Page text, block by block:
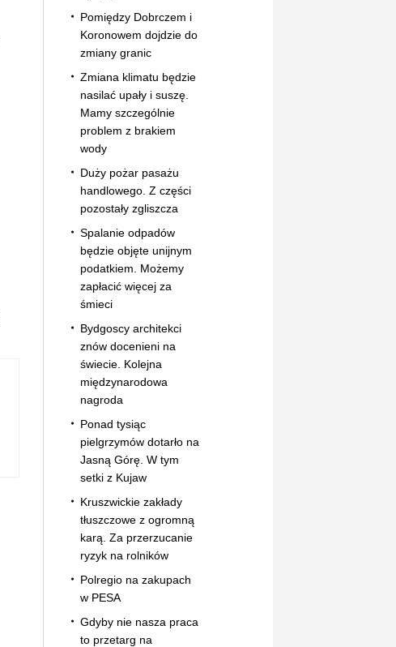
Pomiędzy Dobrczem i
Koronowem dojdzie do
zmiany granic
Zmiana klimatu będzie
nasilać upały i suszę.
Mamy szczególnie
problem z brakiem
wody
Duży pożar pasażu
handlowego. Z części
pozostały zgliszcza
Spalanie odpadów
będzie objęte unijnym
podatkiem. Możemy
zapłacić więcej za
śmieci
Bydgoscy architekci
znów docenieni na
świecie. Kolejna
międzynarodowa
nagroda
Ponad tysiąc
pielgrzymów dotarło na
Jasną Górę. W tym
setki z Kujaw
Kruszwickie zakłady
tłuszczowe z ogromną
karą. Za przerzucanie
ryzyk na rolników
Polregio na zakupach
w PESA
Gdyby nie nasza praca
to przetarg na